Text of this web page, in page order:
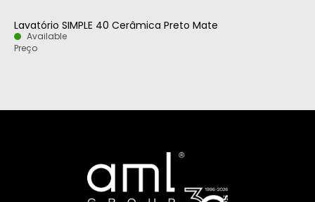
Lavatório SIMPLE 40 Cerâmica Preto Mate
Available
Preço